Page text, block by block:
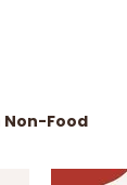
Food